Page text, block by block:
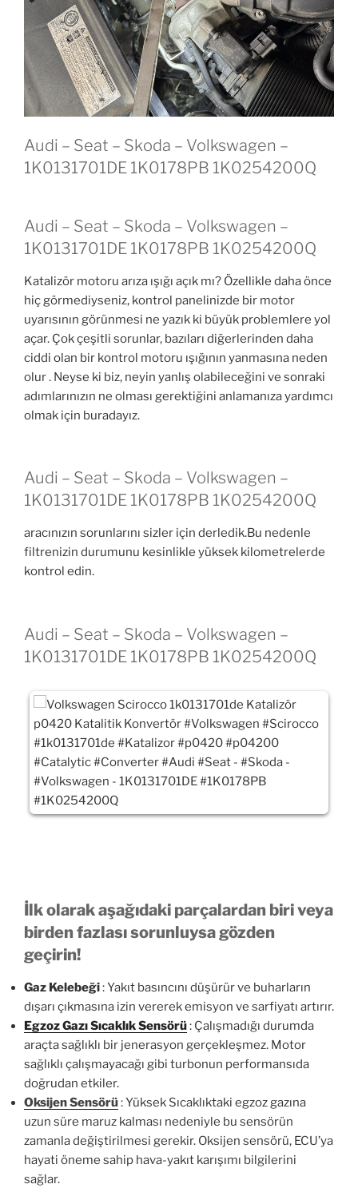
Audi – Seat – Skoda – Volkswagen –
1K0131701DE 1K0178PB 1K0254200Q
Audi – Seat – Skoda – Volkswagen –
1K0131701DE 1K0178PB 1K0254200Q
Katalizör motoru arıza ışığı açık mı? Özellikle daha önce
hiç görmediyseniz, kontrol panelinizde bir motor
uyarısının görünmesi ne yazık ki büyük problemlere yol
açar. Çok çeşitli sorunlar, bazıları diğerlerinden daha
ciddi olan bir kontrol motoru ışığının yanmasına neden
olur . Neyse ki biz, neyin yanlış olabileceğini ve sonraki
adımlarınızın ne olması gerektiğini anlamanıza yardımcı
olmak için buradayız.
Audi – Seat – Skoda – Volkswagen –
1K0131701DE 1K0178PB 1K0254200Q
aracınızın sorunlarını sizler için derledik.Bu nedenle
filtrenizin durumunu kesinlikle yüksek kilometrelerde
kontrol edin.
Audi – Seat – Skoda – Volkswagen –
1K0131701DE 1K0178PB 1K0254200Q
İlk olarak aşağıdaki parçalardan biri veya
birden fazlası sorunluysa gözden
geçirin!
Gaz Kelebeği: Yakıt basıncını düşürür ve buharların
dışarı çıkmasına izin vererek emisyon ve sarfiyatı artırır.
Egzoz Gazı Sıcaklık Sensörü: Çalışmadığı durumda
araçta sağlıklı bir jenerasyon gerçekleşmez. Motor
sağlıklı çalışmayacağı gibi turbonun performansıda
doğrudan etkiler.
Oksijen Sensörü: Yüksek Sıcaklıktaki egzoz gazına
uzun süre maruz kalması nedeniyle bu sensörün
zamanla değiştirilmesi gerekir. Oksijen sensörü, ECU’ya
hayati öneme sahip hava-yakıt karışımı bilgilerini
sağlar.